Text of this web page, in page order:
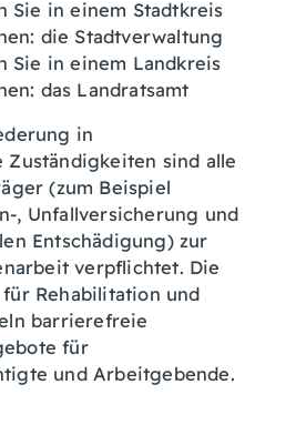
Sie in einem Stadtkreis
die Stadtverwaltung
Sie in einem Landkreis
das Landratsamt
in
Zuständigkeiten sind alle
(zum Beispiel
, Unfallversicherung und
Entschädigung) zur
verpflichtet. Die
Rehabilitation und
barrierefreie
für
und Arbeitgebende.